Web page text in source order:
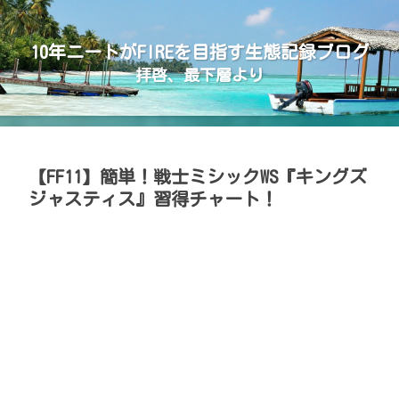
10年ニートがFIREを目指す生態記録ブログ
拝啓、最下層より
【FF11】簡単！戦士ミシックWS『キングズ
ジャスティス』習得チャート！